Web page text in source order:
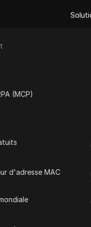
(MCP)
d'adresse MAC
proxies de haute
tâches en ligne